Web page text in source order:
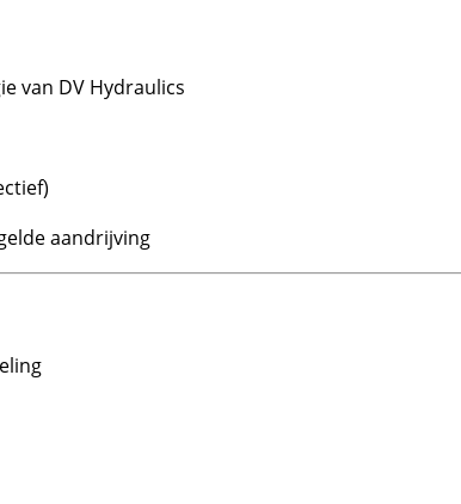
van DV Hydraulics
aandrijving